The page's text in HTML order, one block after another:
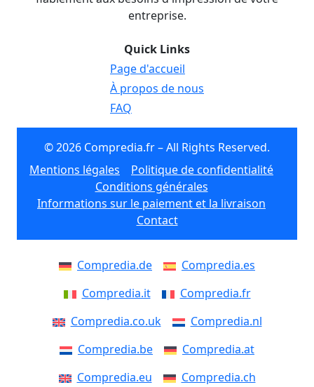
entreprise.
Quick Links
Page d'accueil
À propos de nous
FAQ
© 2026 Compredia.fr – All Rights Reserved.
Mentions légales
Politique de confidentialité
Conditions générales
Informations sur le paiement et la livraison
Contact
Compredia.de
Compredia.es
Compredia.it
Compredia.fr
Compredia.co.uk
Compredia.nl
Compredia.be
Compredia.at
Compredia.eu
Compredia.ch